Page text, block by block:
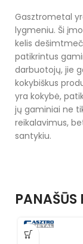
Gasztrometal
lygmeniu. Ši
kelis
patikrintus
darbuotojų, jie
kokybiškus
yra kokybė,
jų gaminiai ne
reikalavimus,
santykiu.
PANAŠŪS